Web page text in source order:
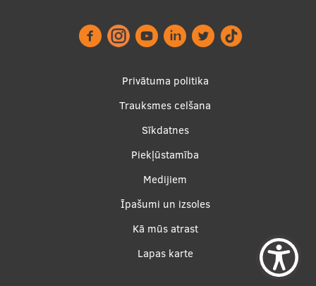
Privātuma politika
Trauksmes celšana
Sīkdatnes
Piekļūstamība
Medijiem
Īpašumi un izsoles
Kā mūs atrast
Lapas karte